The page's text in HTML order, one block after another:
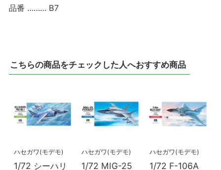
品番 ……… B7
こちらの商品をチェックした人へおすすめ商品
ハセガワ(モデモ)
1/72 シーハリ
ハセガワ(モデモ)
1/72 MIG-25
ハセガワ(モデモ)
1/72 F-106A